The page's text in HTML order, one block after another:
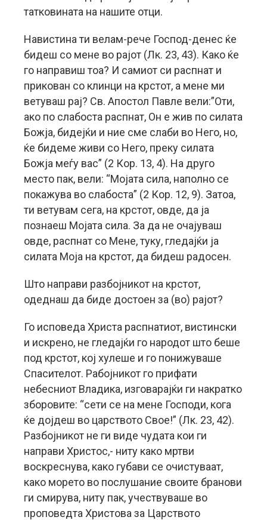
татковината на нашите отци.
Навистина ти велам-рече Господ-денес ќе
бидеш со мене во рајот (Лк. 23, 43). Како ќе
го направиш тоа? И самиот си распнат и
прикован со клинци на крстот, а мене ми
ветуваш рај? Св. Апостол Павле вели:”Оти,
ако по слабоста распнат, Он е жив по силата
Божја, бидејќи и ние сме слаби во Него, но,
ќе бидеме живи со Него, преку силата
Божја меѓу вас” (2 Кор. 13, 4). На друго
место пак, вели: “Мојата сила, наполно се
покажува во слабоста” (2 Кор. 12, 9). Затоа,
ти ветувам сега, на крстот, овде, да ја
познаеш Мојата сила. За да не очајуваш
овде, распнат со Мене, туку, гледајќи ја
силата Моја на крстот, да бидеш радосен.
Што направи разбојникот на крстот,
одеднаш да биде достоен за (во) рајот?
Го исповеда Христа распнатиот, вистински
и искрено, не гледајќи го народот што беше
под крстот, кој хулеше и го понижуваше
Спасителот. Рабојникот го прифати
небесниот Владика, изговарајќи ги накратко
зборовите: “сети се на мене Господи, кога
ќе дојдеш во царството Свое!” (Лк. 23, 42).
Разбојникот не ги виде чудата кои ги
направи Христос,- ниту како мртви
воскреснува, како губави се очистуваат,
како морето во послушание своите бранови
ги смирува, ниту пак, учествуваше во
проповедта Христова за Царството